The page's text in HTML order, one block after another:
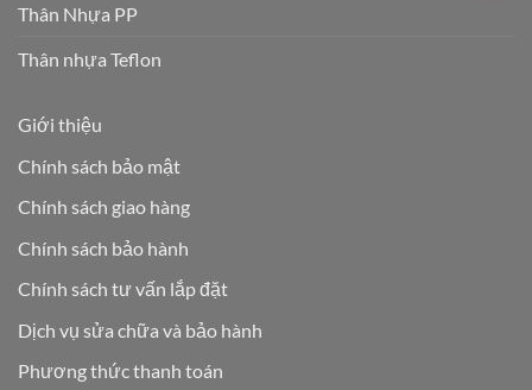
Thân Nhựa PP
Thân nhựa Teflon
Giới thiệu
Chính sách bảo mật
Chính sách giao hàng
Chính sách bảo hành
Chính sách tư vấn lắp đặt
Dịch vụ sửa chữa và bảo hành
Phương thức thanh toán